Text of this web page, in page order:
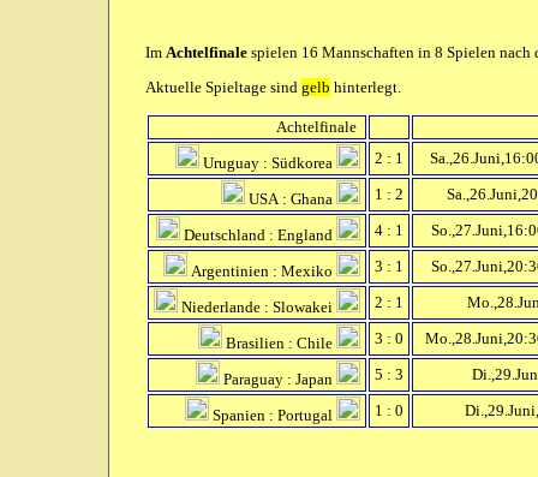
Im Achtelfinale spielen 16 Mannschaften in 8 Spielen nach
Aktuelle Spieltage sind gelb hinterlegt.
Achtelfinale
Uruguay : Südkorea
2 : 1
USA : Ghana 1 : 2
Deutschland : England 4 : 1
Argentinien : Mexiko 3 : 1
Niederlande : Slowakei 2 : 1
Brasilien : Chile 3 : 0
Paraguay : Japan 5 : 3
Spanien : Portugal 1 : 0